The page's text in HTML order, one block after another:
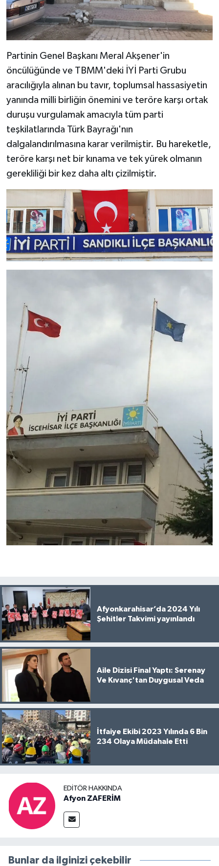
Partinin Genel Başkanı Meral Akşener'in
öncülüğünde ve TBMM'deki İYİ Parti Grubu
aracılığıyla alınan bu tavır, toplumsal hassasiyetin
yanında milli birliğin önemini ve teröre karşı ortak
duruşu vurgulamak amacıyla tüm parti
teşkilatlarında Türk Bayrağı'nın
dalgalandırılmasına karar verilmiştir. Bu hareketle,
teröre karşı net bir kınama ve tek yürek olmanın
gerekliliği bir kez daha altı çizilmiştir.
Afyonkarahisar’da 2024 Yılı
Şehitler Takvimi yayınlandı
Aile Dizisi Final Yaptı: Serenay
Ve Kıvanç'tan Duygusal Veda
İtfaiye Ekibi 2023 Yılında 6 Bin
234 Olaya Müdahale Etti
EDITÖR HAKKINDA
Afyon ZAFERİM
Bunlar da ilginizi çekebilir